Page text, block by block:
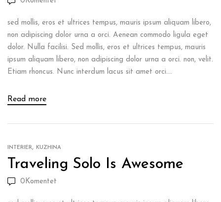
sed mollis, eros et ultrices tempus, mauris ipsum aliquam libero,
non adipiscing dolor urna a orci. Aenean commodo ligula eget
dolor. Nulla facilisi. Sed mollis, eros et ultrices tempus, mauris
ipsum aliquam libero, non adipiscing dolor urna a orci. non, velit.
Etiam rhoncus. Nunc interdum lacus sit amet orci....
Read more
INTERIER, KUZHINA
Traveling Solo Is Awesome
0 Komentet